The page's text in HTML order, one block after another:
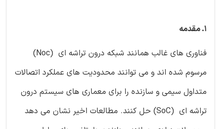
1. مقدمه
فناوری های غالب همانند شبکه درون تراشه ای (Noc)
مرسوم شده اند و می توانند محدودیت های عملکرد اتصالات
متداول سیمی و سازنده را برای معماری های سیستم درون
تراشه ای (SoC) حل کنند. مطالعات اخیر نشان می دهد